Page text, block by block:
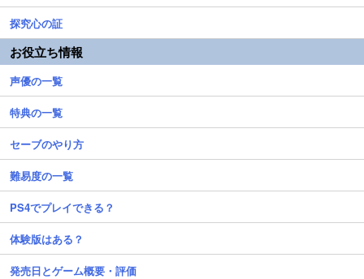
探究心の証
お役立ち情報
声優の一覧
特典の一覧
セーブのやり方
難易度の一覧
PS4でプレイできる？
体験版はある？
発売日とゲーム概要・評価